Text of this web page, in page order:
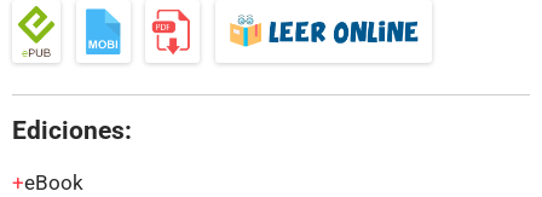
Ediciones:
eBook